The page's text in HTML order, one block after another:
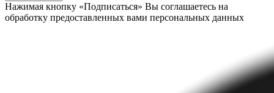
Нажимая кнопку «Подписаться» Вы соглашаетесь на
обработку предоставленных вами персональных данных